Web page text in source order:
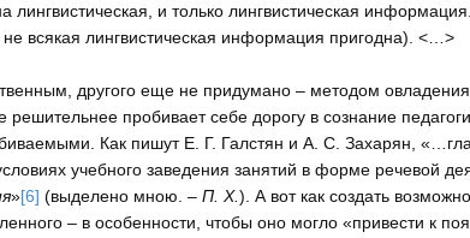
лингвистическая, и только лингвистическая
всякая лингвистическая информация пригодна). <…>
другого еще не придумано – методом
пробивает себе дорогу в сознание
Как пишут Е. Г. Галстян и А. С. Захарян,
учебного заведения занятий в форме речевой
»[6] (выделено мною. – П. Х.). А вот как создать
– в особенности, чтобы оно могло «привести к